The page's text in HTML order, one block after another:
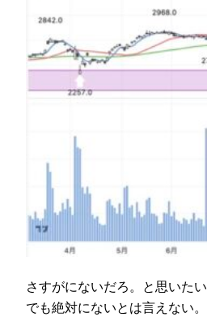
さすがにないだろ。と思いたい
でも絶対にないとは言えない。